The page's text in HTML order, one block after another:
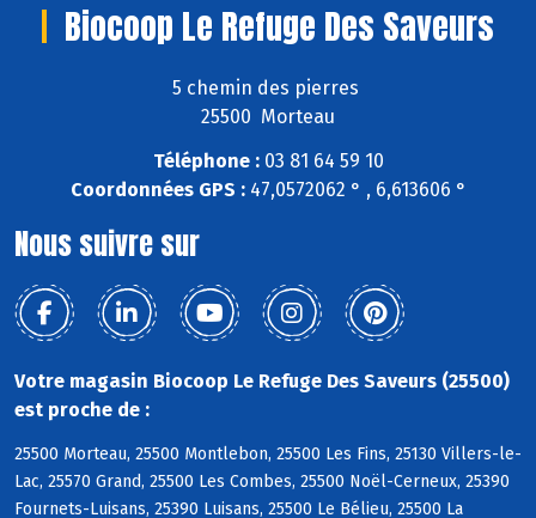
Biocoop Le Refuge Des Saveurs
5 chemin des pierres
25500 Morteau
Téléphone :03 81 64 59 10
Coordonnées GPS :47,0572062 ° , 6,613606 °
Nous suivre sur
Votre magasin Biocoop Le Refuge Des Saveurs (25500)
est proche de :
25500 Morteau, 25500 Montlebon, 25500 Les Fins, 25130 Villers-le-
Lac, 25570 Grand, 25500 Les Combes, 25500 Noël-Cerneux, 25390
Fournets-Luisans, 25390 Luisans, 25500 Le Bélieu, 25500 La